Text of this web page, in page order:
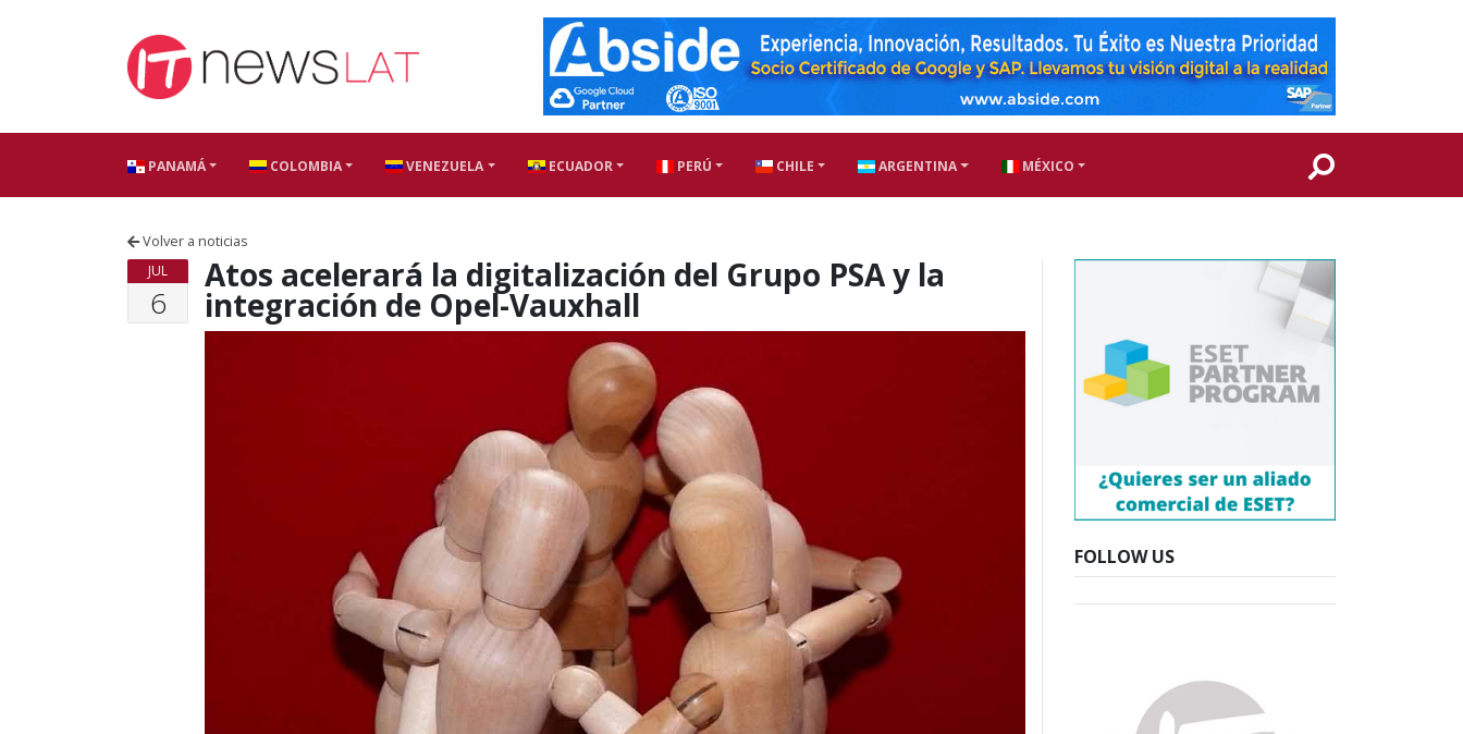
PANAMÁ COLOMBIA VENEZUELA ECUADOR PERÚ CHILE ARGENTINA MÉXICO
Volver a noticias
JUL
6
Atos acelerará la digitalización del Grupo PSA y la
integración de Opel-Vauxhall
FOLLOW US